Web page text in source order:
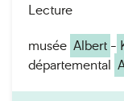
Lecture
musée Albert -
départemental